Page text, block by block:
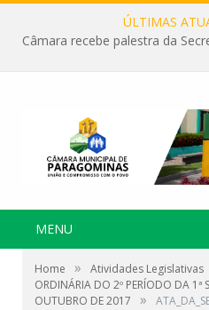
ÚLTIMAS
MENU
Home » Atividades Legislativas
ORDINÁRIA DO 2º PERÍODO DA 1ª
OUTUBRO DE 2017
»